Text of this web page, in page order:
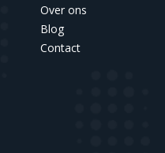
Over ons
Blog
Contact